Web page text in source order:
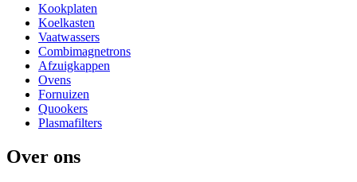
Kookplaten
Koelkasten
Vaatwassers
Combimagnetrons
Afzuigkappen
Ovens
Fornuizen
Quookers
Plasmafilters
Over ons